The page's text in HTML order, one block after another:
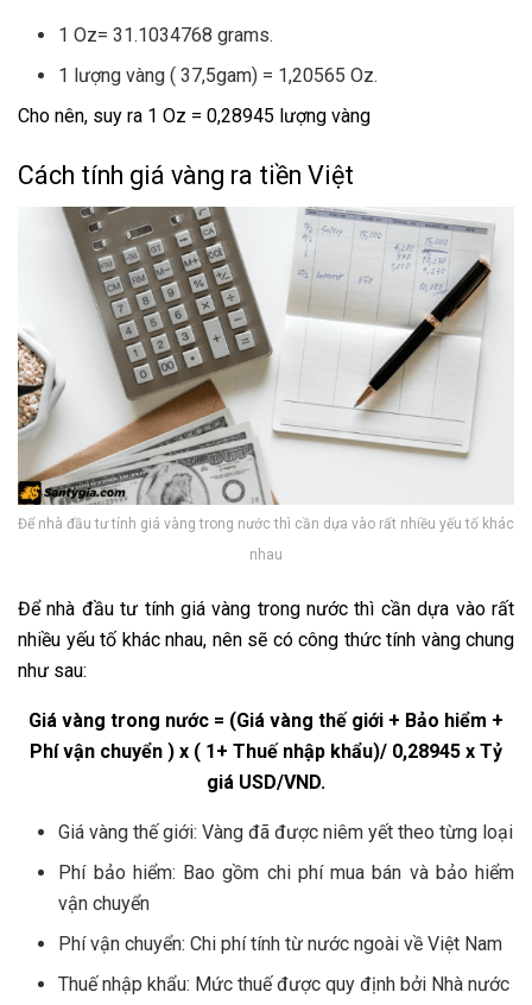
1 Oz= 31.1034768 grams.
1 lượng vàng ( 37,5gam) = 1,20565 Oz.
Cho nên, suy ra 1 Oz = 0,28945 lượng vàng
Cách tính giá vàng ra tiền Việt
Để nhà đầu tư tính giá vàng trong nước thì cần dựa vào rất nhiều yếu tố khác
nhau
Để nhà đầu tư tính giá vàng trong nước thì cần dựa vào rất
nhiều yếu tố khác nhau, nên sẽ có công thức tính vàng chung
như sau:
Giá vàng trong nước = (Giá vàng thế giới + Bảo hiểm +
Phí vận chuyển ) x ( 1+ Thuế nhập khẩu)/ 0,28945 x Tỷ
giá USD/VND.
Giá vàng thế giới: Vàng đã được niêm yết theo từng loại
Phí bảo hiểm: Bao gồm chi phí mua bán và bảo hiểm
vận chuyển
Phí vận chuyển: Chi phí tính từ nước ngoài về Việt Nam
Thuế nhập khẩu: Mức thuế được quy định bởi Nhà nước